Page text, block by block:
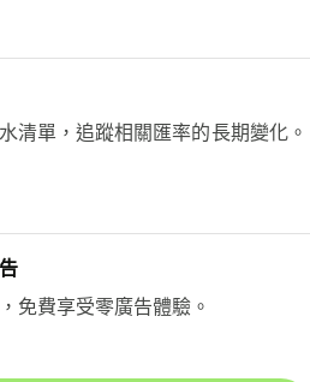
清單，追蹤相關匯率的長期變化。
免費享受零廣告體驗。